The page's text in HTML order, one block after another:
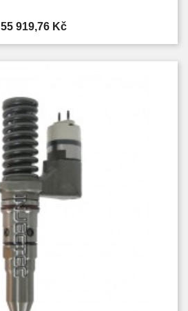
Cena
55 919,76 Kč